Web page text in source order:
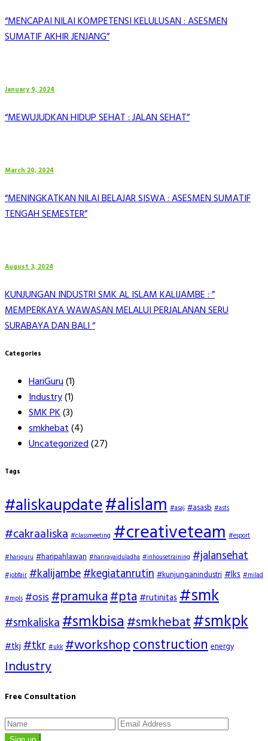
“MENCAPAI NILAI KOMPETENSI KELULUSAN : ASESMEN
SUMATIF AKHIR JENJANG”
January 9, 2024
“MEWUJUDKAN HIDUP SEHAT : JALAN SEHAT”
March 20, 2024
“MENINGKATKAN NILAI BELAJAR SISWA : ASESMEN SUMATIF
TENGAH SEMESTER”
August 3, 2024
KUNJUNGAN INDUSTRI SMK AL ISLAM KALIJAMBE : ”
MEMPERKAYA WAWASAN MELALUI PERJALANAN SERU
SURABAYA DAN BALI “
Categories
HariGuru(1)
Industry(1)
SMK PK(3)
smkhebat(4)
Uncategorized(27)
Tags
#aliskaupdate#alislam #asaj #asasb #asts
#cakraaliska #classmeeting #creativeteam #esport
#hariguru #haripahlawan #harirayaiduladha #inhousetraining #jalansehat
#jobfair #kalijambe#kegiatanrutin#kunjunganindustri#lks #milad
#mpls #osis#pramuka#pta#rutinitas#smk
#smkaliska#smkbisa#smkhebat#smkpk
#tkj #tkr #ukk #workshopconstructionenergy
Industry
Free Consultation